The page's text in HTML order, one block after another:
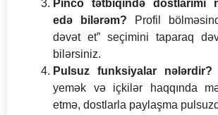
Pinco tətbiqində dostlarımı
edə bilərəm? Profil
dəvət et” seçimini taparaq
bilərsiniz.
Pulsuz funksiyalar nələrdir?
yemək və içkilər haqqında
etmə, dostlarla paylaşma